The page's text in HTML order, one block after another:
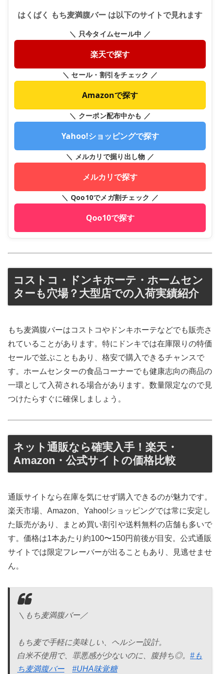
はくばく もち麦満腹バー は以下のサイトで見れます
＼ 只今タイムセール中 ／
楽天で探す
＼ セール・割引をチェック ／
Amazonで探す
＼ クーポン配布中かも ／
Yahoo!ショッピングで探す
＼ メルカリで掘り出し物 ／
メルカリで探す
＼ Qoo10でメガ割チェック ／
Qoo10で探す
コストコ・ドンキホーテ・ホームセン
ターも穴場？大型店での入荷実績紹介
もち麦満腹バーはコストコやドンキホーテなどでも販売さ
れていることがあります。特にドンキでは在庫限りの特価
セールで並ぶこともあり、格安で購入できるチャンスで
す。ホームセンターの食品コーナーでも健康志向の商品の
一環として入荷される場合があります。数量限定なので見
つけたらすぐに確保しましょう。
ネット通販なら確実入手！楽天・
Amazon・公式サイトの価格比較
通販サイトなら在庫を気にせず購入できるのが魅力です。
楽天市場、Amazon、Yahoo!ショッピングでは常に安定し
た販売があり、まとめ買い割引や送料無料の店舗も多いで
す。価格は1本あたり約100〜150円前後が目安。公式通販
サイトでは限定フレーバーが出ることもあり、見逃せませ
ん。
＼​もち麦満腹バー／
もち麦で手軽に美味しい、ヘルシー設計。
白米不使用で、罪悪感が少ないのに、腹持ち◎。 #も
ち麦満腹バー
#UHA味覚糖